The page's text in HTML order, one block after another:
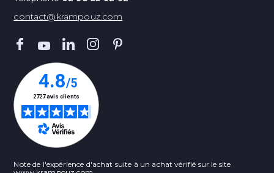
contact@krampouz.com
Note de l'expérience d'achat suite à un achat vérifié sur le site